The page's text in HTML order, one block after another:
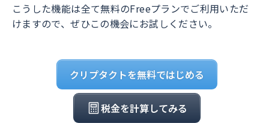
こうした機能は全て無料のFreeプランでご利用いただ
けますので、ぜひこの機会にお試しください。
クリプタクトを無料ではじめる
税金を計算してみる